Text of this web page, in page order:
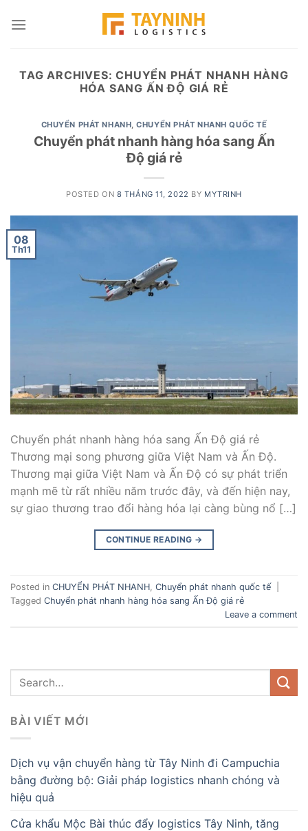
TAG ARCHIVES:CHUYỂN PHÁT NHANH HÀNG
HÓA SANG ẤN ĐỘ GIÁ RẺ
CHUYỂN PHÁT NHANH,CHUYỂN PHÁT NHANH QUỐC TẾ
Chuyển phát nhanh hàng hóa sang Ấn
Độ giá rẻ
POSTED ON 8 THÁNG 11, 2022 BY MYTRINH
08
Th11
Chuyển phát nhanh hàng hóa sang Ấn Độ giá rẻ
Thương mại song phương giữa Việt Nam và Ấn Độ.
Thương mại giữa Việt Nam và Ấn Độ có sự phát triển
mạnh mẽ từ rất nhiều năm trước đây, và đến hiện nay,
sự giao thương trao đổi hàng hóa lại càng bùng nổ […]
CONTINUE READING →
Posted in CHUYỂN PHÁT NHANH Chuyển phát nhanh quốc tế
Tagged Chuyển phát nhanh hàng hóa sang Ấn Độ giá rẻ
Leave a comment
BÀI VIẾT MỚI
Dịch vụ vận chuyển hàng từ Tây Ninh đi Campuchia
bằng đường bộ: Giải pháp logistics nhanh chóng và
hiệu quả
Cửa khẩu Mộc Bài thúc đẩy logistics Tây Ninh, tăng